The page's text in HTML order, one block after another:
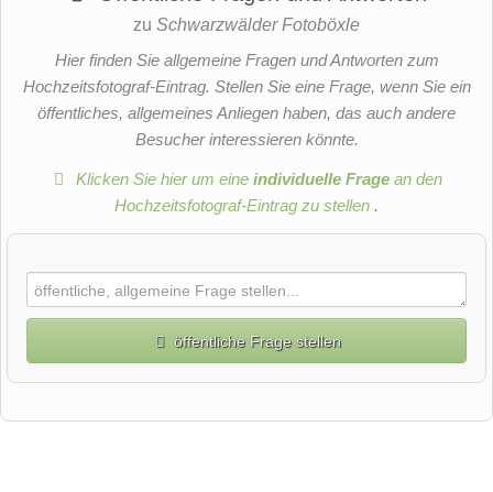
zu Schwarzwälder Fotoböxle
Hier finden Sie allgemeine Fragen und Antworten zum
Hochzeitsfotograf-Eintrag. Stellen Sie eine Frage, wenn Sie ein
öffentliches, allgemeines Anliegen haben, das auch andere
Besucher interessieren könnte.
Klicken Sie hier um eineindividuelle Frage an den
Hochzeitsfotograf-Eintrag zu stellen .
öffentliche Frage stellen